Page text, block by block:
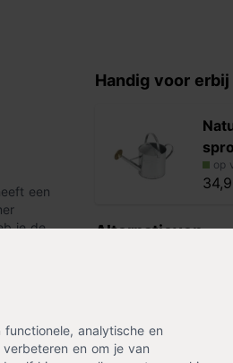
analytische en
en om je van
een
je de
regentank
Handig voor erbij
op
Alternatieven